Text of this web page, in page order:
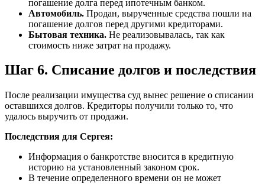
погашение долга перед ипотечным банком.
Автомобиль. Продан, вырученные средства пошли на
погашение долгов перед другими кредиторами.
Бытовая техника. Не реализовывалась, так как
стоимость ниже затрат на продажу.
Шаг 6. Списание долгов и последствия
После реализации имущества суд вынес решение о списании
оставшихся долгов. Кредиторы получили только то, что
удалось выручить от продажи.
Последствия для Сергея:
Информация о банкротстве вносится в кредитную
историю на установленный законом срок.
В течение определенного времени он не может